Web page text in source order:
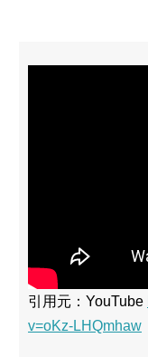
引用元：YouTube
v=oKz-LHQmhaw